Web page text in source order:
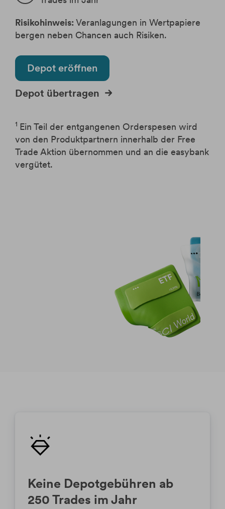
Änderung Rateneinzugskonto
Änderung Ratentermin
Börsenhandel
Krypto-ETPs
Wertpapier Blog
Risikohinweis:Veranlagungen in Wertpapiere
bergen neben Chancen auch Risiken.
Depot eröffnen
Depot übertragen
1 Ein Teil der entgangenen Orderspesen wird
von den Produktpartnern innerhalb der Free
Trade Aktion übernommen und an die easybank
vergütet.
Keine Depotgebühren ab
250 Trades im Jahr